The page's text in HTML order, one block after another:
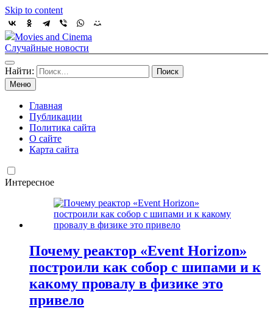
Skip to content
Movies and Cinema
Случайные новости
Найти:
Меню
Главная
Публикации
Политика сайта
О сайте
Карта сайта
Интересное
Почему реактор «Event Horizon»
построили как собор с шипами и к
какому провалу в физике это
привело